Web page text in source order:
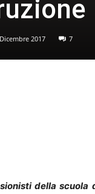
2017 7
della scuola